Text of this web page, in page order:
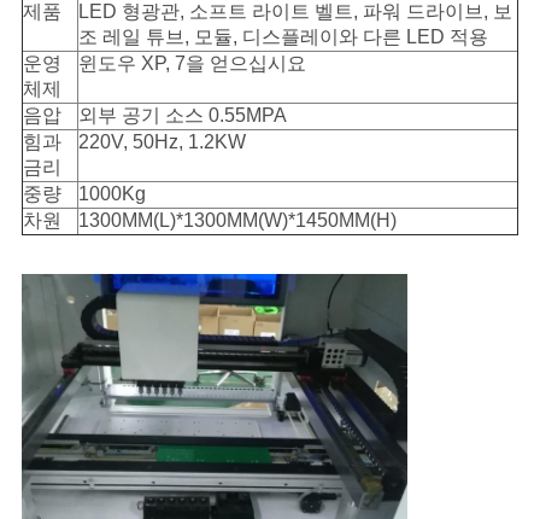
제품
LED 형광관, 소프트 라이트 벨트, 파워 드라이브, 보
조 레일 튜브, 모듈, 디스플레이와 다른 LED 적용
운영
체제
윈도우 XP, 7을 얻으십시요
음압
외부 공기 소스 0.55MPA
힘과
금리
220V, 50Hz, 1.2KW
중량
1000Kg
차원
1300MM(L)*1300MM(W)*1450MM(H)